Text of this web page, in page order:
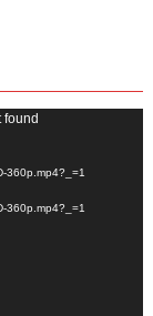
found
360p.mp4?_=1
360p.mp4?_=1